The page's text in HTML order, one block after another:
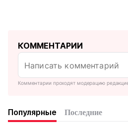
КОММЕНТАРИИ
Комментарии проходят модерацию
Популярные Последние